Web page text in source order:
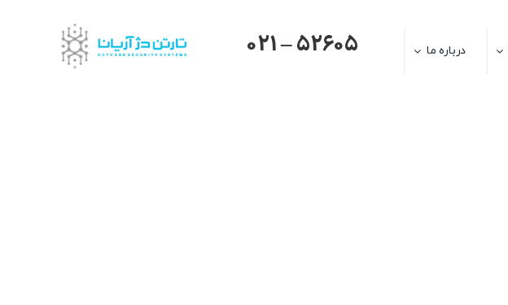
درباره ما 021 – 52605